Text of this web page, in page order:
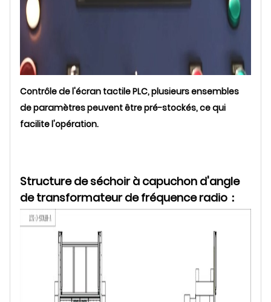
Contrôle de l'écran tactile PLC, plusieurs ensembles
de paramètres peuvent être pré-stockés, ce qui
facilite l'opération.
Structure de séchoir à capuchon d'angle
de transformateur de fréquence radio：